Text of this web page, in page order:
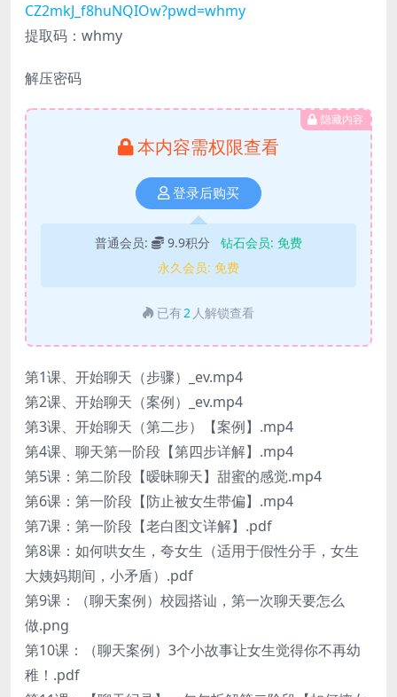
CZ2mkJ_f8huNQIOw?pwd=whmy
提取码：whmy
解压密码
隐藏内容
本内容需权限查看
登录后购买
普通会员: 9.9积分 钻石会员: 免费
永久会员: 免费
已有 2 人解锁查看
第1课、开始聊天（步骤）_ev.mp4
第2课、开始聊天（案例）_ev.mp4
第3课、开始聊天（第二步）【案例】.mp4
第4课、聊天第一阶段【第四步详解】.mp4
第5课：第二阶段【暧昧聊天】甜蜜的感觉.mp4
第6课：第一阶段【防止被女生带偏】.mp4
第7课：第一阶段【老白图文详解】.pdf
第8课：如何哄女生，夸女生（适用于假性分手，女生
大姨妈期间，小矛盾）.pdf
第9课：（聊天案例）校园搭讪，第一次聊天要怎么
做.png
第10课：（聊天案例）3个小故事让女生觉得你不再幼
稚！.pdf